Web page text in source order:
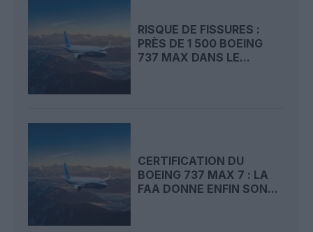
RISQUE DE FISSURES :
PRÈS DE 1 500 BOEING
737 MAX DANS LE...
CERTIFICATION DU
BOEING 737 MAX 7 : LA
FAA DONNE ENFIN SON...